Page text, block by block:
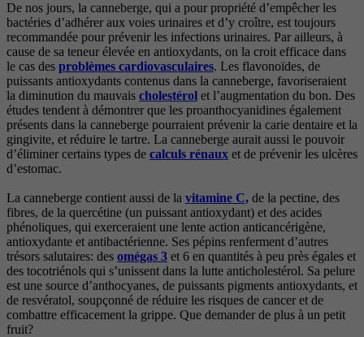
De nos jours, la canneberge, qui a pour propriété d’empêcher les
bactéries d’adhérer aux voies urinaires et d’y croître, est toujours
recommandée pour prévenir les infections urinaires. Par ailleurs, à
cause de sa teneur élevée en antioxydants, on la croit efficace dans
le cas des problèmes cardiovasculaires. Les flavonoïdes, de
puissants antioxydants contenus dans la canneberge, favoriseraient
la diminution du mauvais cholestérol et l’augmentation du bon. Des
études tendent à démontrer que les proanthocyanidines également
présents dans la canneberge pourraient prévenir la carie dentaire et la
gingivite, et réduire le tartre. La canneberge aurait aussi le pouvoir
d’éliminer certains types de calculs rénaux et de prévenir les ulcères
d’estomac.
La canneberge contient aussi de la vitamine C, de la pectine, des
fibres, de la quercétine (un puissant antioxydant) et des acides
phénoliques, qui exerceraient une lente action anticancérigène,
antioxydante et antibactérienne. Ses pépins renferment d’autres
trésors salutaires: des omégas 3 et 6 en quantités à peu près égales et
des tocotriénols qui s’unissent dans la lutte anticholestérol. Sa pelure
est une source d’anthocyanes, de puissants pigments antioxydants, et
de resvératol, soupçonné de réduire les risques de cancer et de
combattre efficacement la grippe. Que demander de plus à un petit
fruit?